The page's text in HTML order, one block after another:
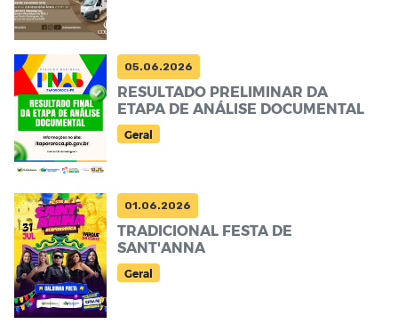
05.06.2026
RESULTADO PRELIMINAR DA
ETAPA DE ANÁLISE DOCUMENTAL
Geral
01.06.2026
TRADICIONAL FESTA DE
SANT'ANNA
Geral